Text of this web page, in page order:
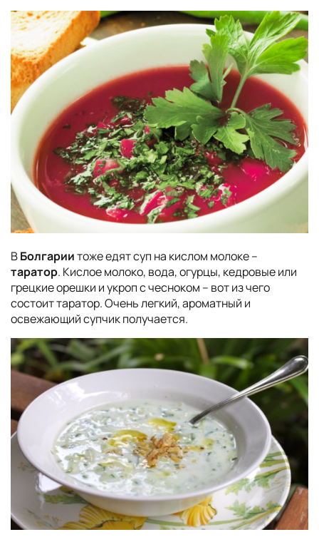
ВБолгариитоже едят суп на кислом молоке –
таратор. Кислое молоко, вода, огурцы, кедровые или
грецкие орешки и укроп с чесноком – вот из чего
состоит таратор. Очень легкий, ароматный и
освежающий супчик получается.